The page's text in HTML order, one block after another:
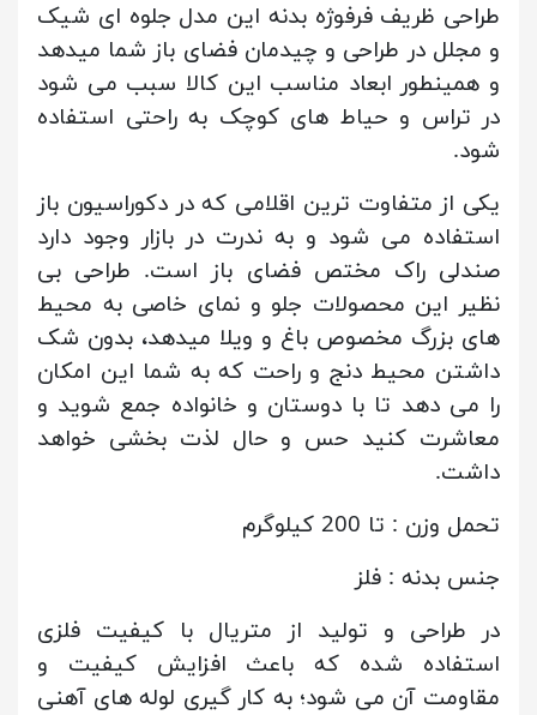
طراحی ظریف فرفوژه بدنه این مدل جلوه ای شیک
و مجلل در طراحی و چیدمان فضای باز شما میدهد
و همینطور ابعاد مناسب این کالا سبب می شود
در تراس و حیاط های کوچک به راحتی استفاده
شود.
یکی از متفاوت ترین اقلامی که در دکوراسیون باز
استفاده می شود و به ندرت در بازار وجود دارد
صندلی راک مختص فضای باز است. طراحی بی
نظیر این محصولات جلو و نمای خاصی به محیط
های بزرگ مخصوص باغ و ویلا میدهد، بدون شک
داشتن محیط دنج و راحت که به شما این امکان
را می دهد تا با دوستان و خانواده جمع شوید و
معاشرت کنید حس و حال لذت بخشی خواهد
داشت.
تحمل وزن : تا 200 کیلوگرم
جنس بدنه : فلز
در طراحی و تولید از متریال با کیفیت فلزی
استفاده شده که باعث افزایش کیفیت و
مقاومت آن می شود؛ به کار گیری لوله های آهنی